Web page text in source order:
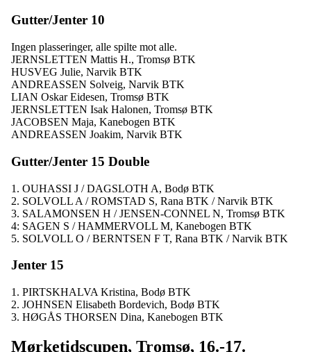
Gutter/Jenter 10
Ingen plasseringer, alle spilte mot alle.
JERNSLETTEN Mattis H., Tromsø BTK
HUSVEG Julie, Narvik BTK
ANDREASSEN Solveig, Narvik BTK
LIAN Oskar Eidesen, Tromsø BTK
JERNSLETTEN Isak Halonen, Tromsø BTK
JACOBSEN Maja, Kanebogen BTK
ANDREASSEN Joakim, Narvik BTK
Gutter/Jenter 15 Double
1. OUHASSI J / DAGSLOTH A, Bodø BTK
2. SOLVOLL A / ROMSTAD S, Rana BTK / Narvik BTK
3. SALAMONSEN H / JENSEN-CONNEL N, Tromsø BTK
4: SAGEN S / HAMMERVOLL M, Kanebogen BTK
5. SOLVOLL O / BERNTSEN F T, Rana BTK / Narvik BTK
Jenter 15
1. PIRTSKHALVA Kristina, Bodø BTK
2. JOHNSEN Elisabeth Bordevich, Bodø BTK
3. HØGÅS THORSEN Dina, Kanebogen BTK
Mørketidscupen, Tromsø, 16.-17.